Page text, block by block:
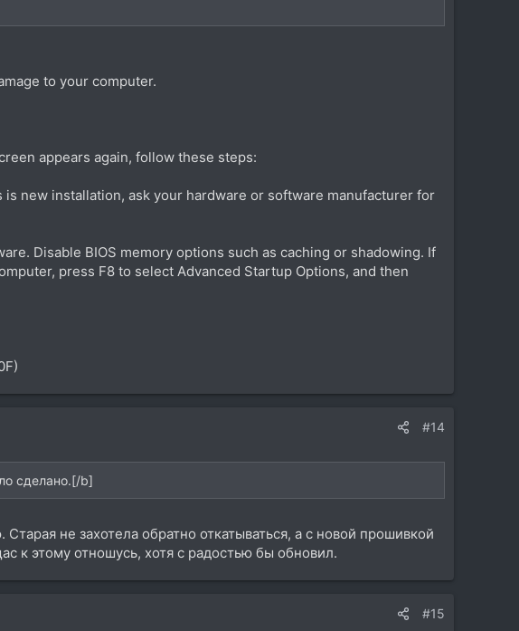
to your computer.
appears again, follow these steps:
new installation, ask your hardware or software manufacturer for
Disable BIOS memory options such as caching or shadowing. If
press F8 to select Advanced Startup Options, and then
#14
сделано.[/b]
не захотела обратно откатываться, а с новой прошивкой
к этому отношусь, хотя с радостью бы обновил.
#15